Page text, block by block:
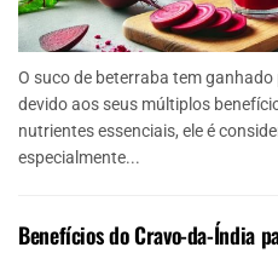
O suco de beterraba tem
devido aos seus múltiplos
nutrientes essenciais, ele é
especialmente...
Benefícios do Cravo-da-Índia